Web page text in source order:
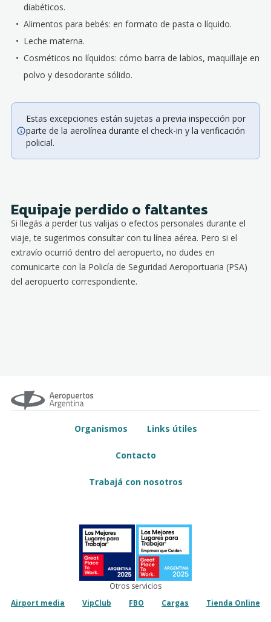
diabéticos.
Alimentos para bebés: en formato de pasta o líquido.
Leche materna.
Cosméticos no líquidos: cómo barra de labios, maquillaje en
polvo y desodorante sólido.
Estas excepciones están sujetas a previa inspección por
parte de la aerolínea durante el check-in y la verificación
policial.
Equipaje perdido o faltantes
Si llegás a perder tus valijas o efectos personales durante el
viaje, te sugerimos consultar con tu línea aérea. Pero si el
extravío ocurrió dentro del aeropuerto, no dudes en
comunicarte con la Policía de Seguridad Aeroportuaria (PSA)
del aeropuerto correspondiente.
Organismos Links útiles
Contacto
Trabajá con nosotros
Otros servicios
Airport media
VipClub FBO Cargas Tienda Online